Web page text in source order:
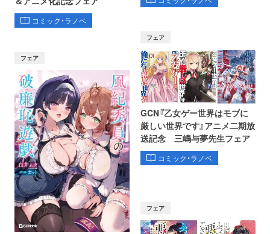
コミック・ラノベ
フェア
フェア
GCN『乙女ゲー世界はモブに
厳しい世界です』アニメ二期放
送記念 三嶋与夢先生フェア
コミック・ラノベ
フェア